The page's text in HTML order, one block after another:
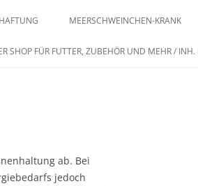
WEITERES
MEERSCHWEINCHEN-KRANK
ERKRANKUNGEN DES
SHOP FÜR FUTTER, ZUBEHÖR UND MEHR /
ab. Bei
jedoch